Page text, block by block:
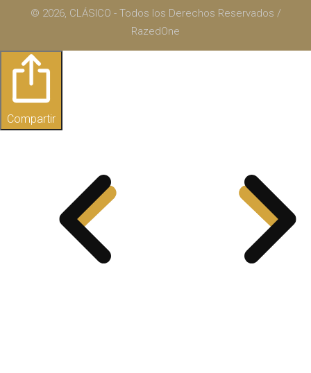
© 2026, CLÁSICO - Todos los Derechos Reservados /
RazedOne
Compartir